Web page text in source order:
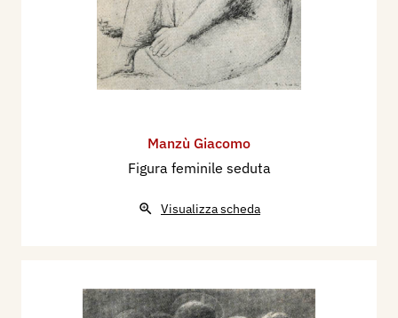
Manzù Giacomo
Figura feminile seduta
Visualizza scheda